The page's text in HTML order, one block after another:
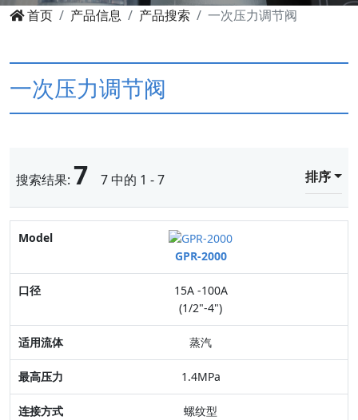
首页 产品信息 产品搜索 一次压力调节阀
一次压力调节阀
搜索结果: 7 7 中的 1 - 7 排序
Model
口径
适用流体
最高压力
连接方式
阀体材质
GPR-2000
15A -100A
(1/2"-4")
蒸汽
1.4MPa
螺纹型